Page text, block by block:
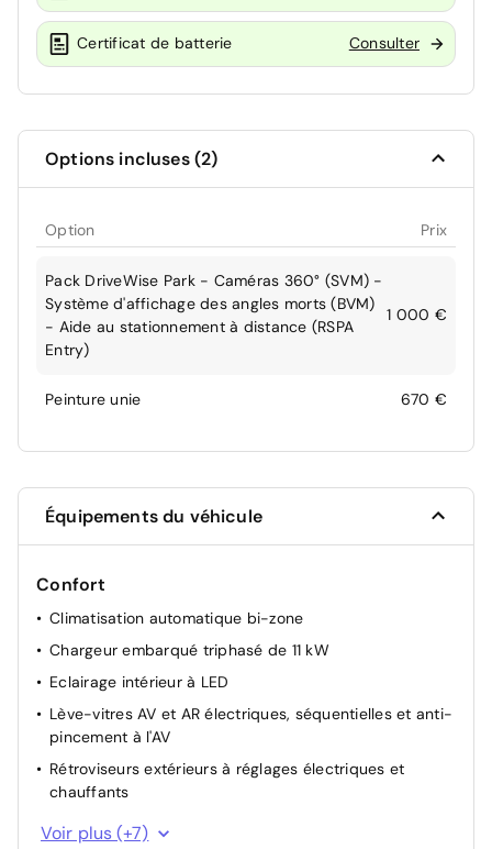
Certificat de batterie Consulter
Options incluses (2)
Option Prix
Pack DriveWise Park - Caméras 360° (SVM) -
Système d'affichage des angles morts (BVM)
- Aide au stationnement à distance (RSPA
Entry)
1 000 €
Peinture unie 670 €
Équipements du véhicule
Confort
Climatisation automatique bi-zone
Chargeur embarqué triphasé de 11 kW
Eclairage intérieur à LED
Lève-vitres AV et AR électriques, séquentielles et anti-
pincement à l'AV
Rétroviseurs extérieurs à réglages électriques et
chauffants
Rétroviseurs extérieurs rabattables électriquement
Voir plus (+7)